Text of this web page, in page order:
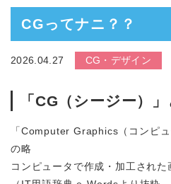
CGってナニ？？
2026.04.27 CG・デザイン
「CG（シージー）
「Computer Graphics（コンピ
の略
コンピュータで作成・加工され